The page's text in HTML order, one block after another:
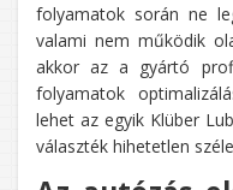
folyamatok során ne
valami nem működik
akkor az a gyártó
folyamatok
lehet az egyik Klüber
választék hihetetlen